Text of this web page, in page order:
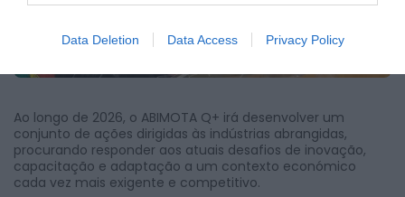
Data Deletion Data Access Privacy Policy
Ao longo de 2026, o ABIMOTA Q+ irá desenvolver um
conjunto de ações dirigidas às indústrias abrangidas,
procurando responder aos atuais desafios de inovação,
capacitação e adaptação a um contexto económico
cada vez mais exigente e competitivo.